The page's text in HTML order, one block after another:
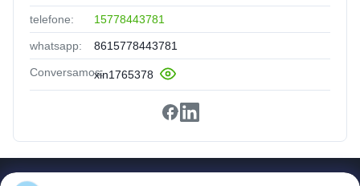
telefone: 15778443781
whatsapp: 8615778443781
Conversamos:xin1765378